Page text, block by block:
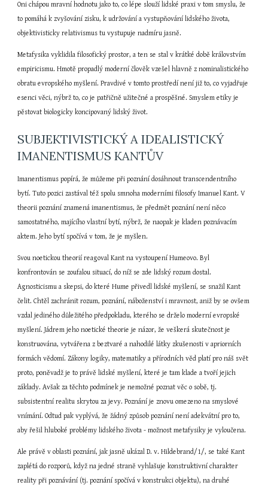
Oni chápou mravní hodnotu jako to, co lépe slouží lidské praxi v tom smyslu, že
to pomáhá k zvyšování zisku, k udržování a vystupňování lidského života,
objektivisticky relativismus tu vystupuje nadmíru jasně.
Metafysika vyklidila filosofický prostor, a ten se stal v krátké době královstvím
empiricismu. Hmotě propadlý moderní člověk vzešel hlavně z nominalistického
obratu evropského myšlení. Pravdivé v tomto prostředí není již to, co vyjadřuje
esenci věci, nýbrž to, co je patřičně užitečné a prospěšné. Smyslem etiky je
pěstovat biologicky koncipovaný lidský život.
SUBJEKTIVISTICKÝ A IDEALISTICKÝ
IMANENTISMUS KANTŮV
Imanentismus popírá, že můžeme při poznání dosáhnout transcendentního
bytí. Tuto pozici zastával též spolu smnoha moderními filosofy Imanuel Kant. V
theorii poznání znamená imanentismus, že předmět poznání není něco
samostatného, majícího vlastní bytí, nýbrž, že naopak je kladen poznávacím
aktem. Jeho bytí spočívá v tom, že je myšlen.
Svou noetickou theorií reagoval Kant na vystoupení Humeovo. Byl
konfrontován se zoufalou situací, do níž se zde lidský rozum dostal.
Agnosticismu a skepsi, do které Hume přivedl lidské myšlení, se snažil Kant
čelit. Chtěl zachránit rozum, poznání, náboženství i mravnost, aniž by se ovšem
vzdal jediného důležitého předpokladu, kterého se drželo moderní evropské
myšlení. Jádrem jeho noetické theorie je názor, že veškerá skutečnost je
konstruována, vytvářena z beztvaré a nahodilé látky zkušenosti v apriorních
formách vědomí. Zákony logiky, matematiky a přírodních věd platí pro náš svět
proto, poněvadž je to právě lidské myšlení, které je tam klade a tvoří jejich
základy. Avšak za těchto podmínek je nemožné poznat věc o sobě, tj.
subsistentní realitu skrytou za jevy. Poznání je znovu omezeno na smyslové
vnímání. Odtud pak vyplývá, že žádný způsob poznání není adekvátní pro to,
aby řešil hluboké problémy lidského života - možnost metafysiky je vyloučena.
Ale právě v oblasti poznání, jak jasně ukázal D. v. Hildebrand/1/, se také Kant
zaplétá do rozporů, když na jedné straně vyhlašuje konstruktivní charakter
reality při poznávání (tj. poznání spočívá v konstrukci objektu), na druhé